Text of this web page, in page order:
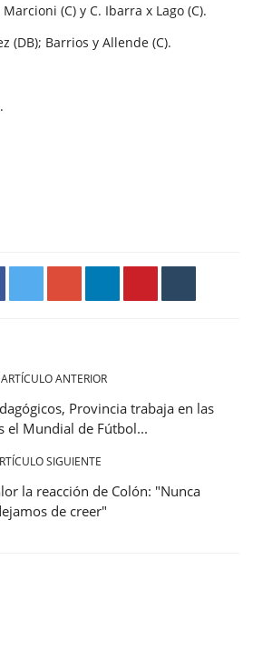
(C) y C. Ibarra x Lago (C).
(DB); Barrios y Allende (C).
ARTÍCULO ANTERIOR
Provincia trabaja en las
el Mundial de Fútbol...
SIGUIENTE
la reacción de Colón: "Nunca
de creer"